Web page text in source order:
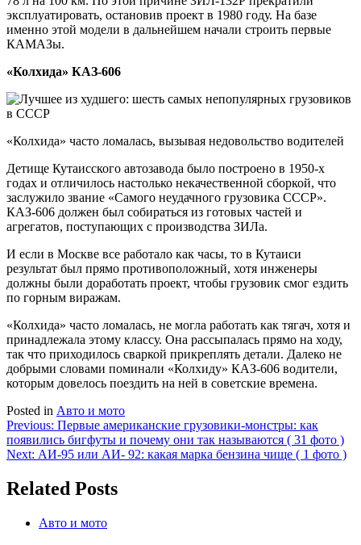
эксплуатировать, остановив проект в 1980 году. На базе
именно этой модели в дальнейшем начали строить первые
КАМАЗы.
«Колхида» КАЗ-606
«Колхида» часто ломалась, вызывая недовольство водителей
Детище Кутаисского автозавода было построено в 1950-х
годах и отличилось настолько некачественной сборкой, что
заслужило звание «Самого неудачного грузовика СССР».
КАЗ-606 должен был собираться из готовых частей и
агрегатов, поступающих с производства ЗИЛа.
И если в Москве все работало как часы, то в Кутаиси
результат был прямо противоположный, хотя инженеры
должны были доработать проект, чтобы грузовик смог ездить
по горным виражам.
«Колхида» часто ломалась, не могла работать как тягач, хотя и
принадлежала этому классу. Она рассыпалась прямо на ходу,
так что приходилось сваркой прикреплять детали. Далеко не
добрыми словами поминали «Колхиду» КАЗ-606 водители,
которым довелось поездить на ней в советские времена.
Posted in Авто и мото
Навигация
по
Previous: Первые американские грузовики-монстры: как
появились бигфуты и почему они так называются ( 31 фото )
Next: АИ-95 или АИ- 92: какая марка бензина чище ( 1 фото )
Related Posts
Авто и мото